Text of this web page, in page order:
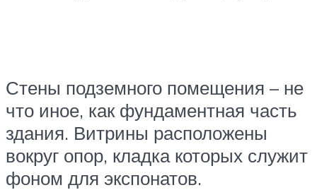
Стены подземного помещения – не
что иное, как фундаментная часть
здания. Витрины расположены
вокруг опор, кладка которых служит
фоном для экспонатов.